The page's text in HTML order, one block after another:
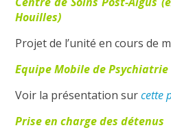
Houilles)
Projet de l’unité en cours de
Equipe Mobile de Psychiatrie
Voir la présentation surcette
Prise en charge des détenus